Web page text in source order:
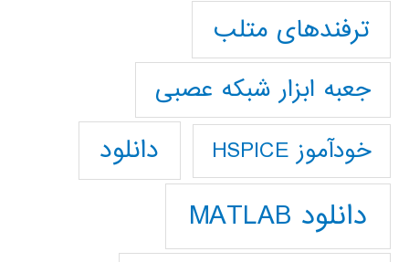
ترفندهای متلب
جعبه ابزار شبکه عصبی
خودآموز HSPICE دانلود
دانلود MATLAB